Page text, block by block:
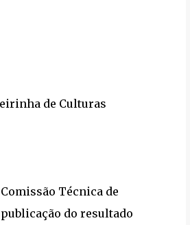
de Culturas
Técnica de
do resultado